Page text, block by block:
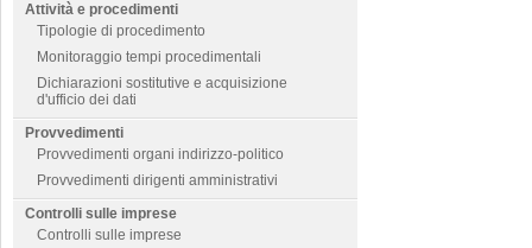
Attività e procedimenti
Tipologie di procedimento
Monitoraggio tempi procedimentali
Dichiarazioni sostitutive e acquisizione
d'ufficio dei dati
Provvedimenti
Provvedimenti organi indirizzo-politico
Provvedimenti dirigenti amministrativi
Controlli sulle imprese
Controlli sulle imprese